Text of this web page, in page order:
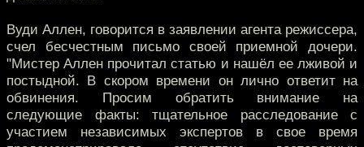
Вуди Аллен, говорится в заявлении агента режиссера,
счел бесчестным письмо своей приемной дочери.
"Мистер Аллен прочитал статью и нашёл ее лживой и
постыдной. В скором времени он лично ответит на
обвинения. Просим обратить внимание на
следующие факты: тщательное расследование с
участием независимых экспертов в свое время